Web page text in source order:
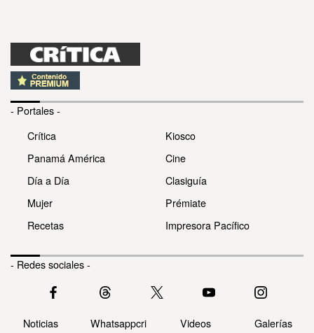
- Portales -
Crítica
Panamá América
Día a Día
Mujer
Recetas
Kiosco
Cine
Clasiguía
Prémiate
Impresora Pacífico
- Redes sociales -
Noticias Whatsappcri Videos Galerías